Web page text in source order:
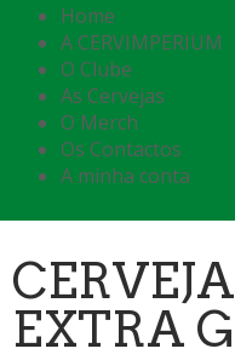
Home
A CERVIMPERIUM
O Clube
As Cervejas
O Merch
Os Contactos
A minha conta
EXTRA